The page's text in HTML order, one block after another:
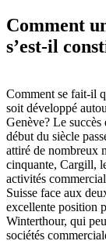
Comment
s’est-il
Comment se fait-il
soit développé
Genève? Le
début du siècle
attiré de nombreux
cinquante, Cargill,
activités
Suisse face aux
excellente position
Winterthour, qui
sociétés